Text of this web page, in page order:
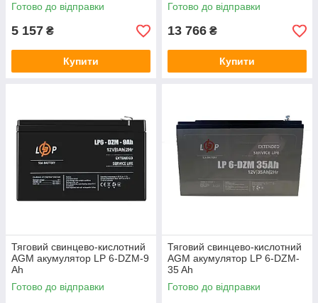
Готово до відправки
5 157 ₴
Купити
Готово до відправки
13 766 ₴
Купити
Тяговий свинцево-кислотний
AGM акумулятор LP 6-DZM-9
Ah
Готово до відправки
Тяговий свинцево-кислотний
AGM акумулятор LP 6-DZM-
35 Ah
Готово до відправки